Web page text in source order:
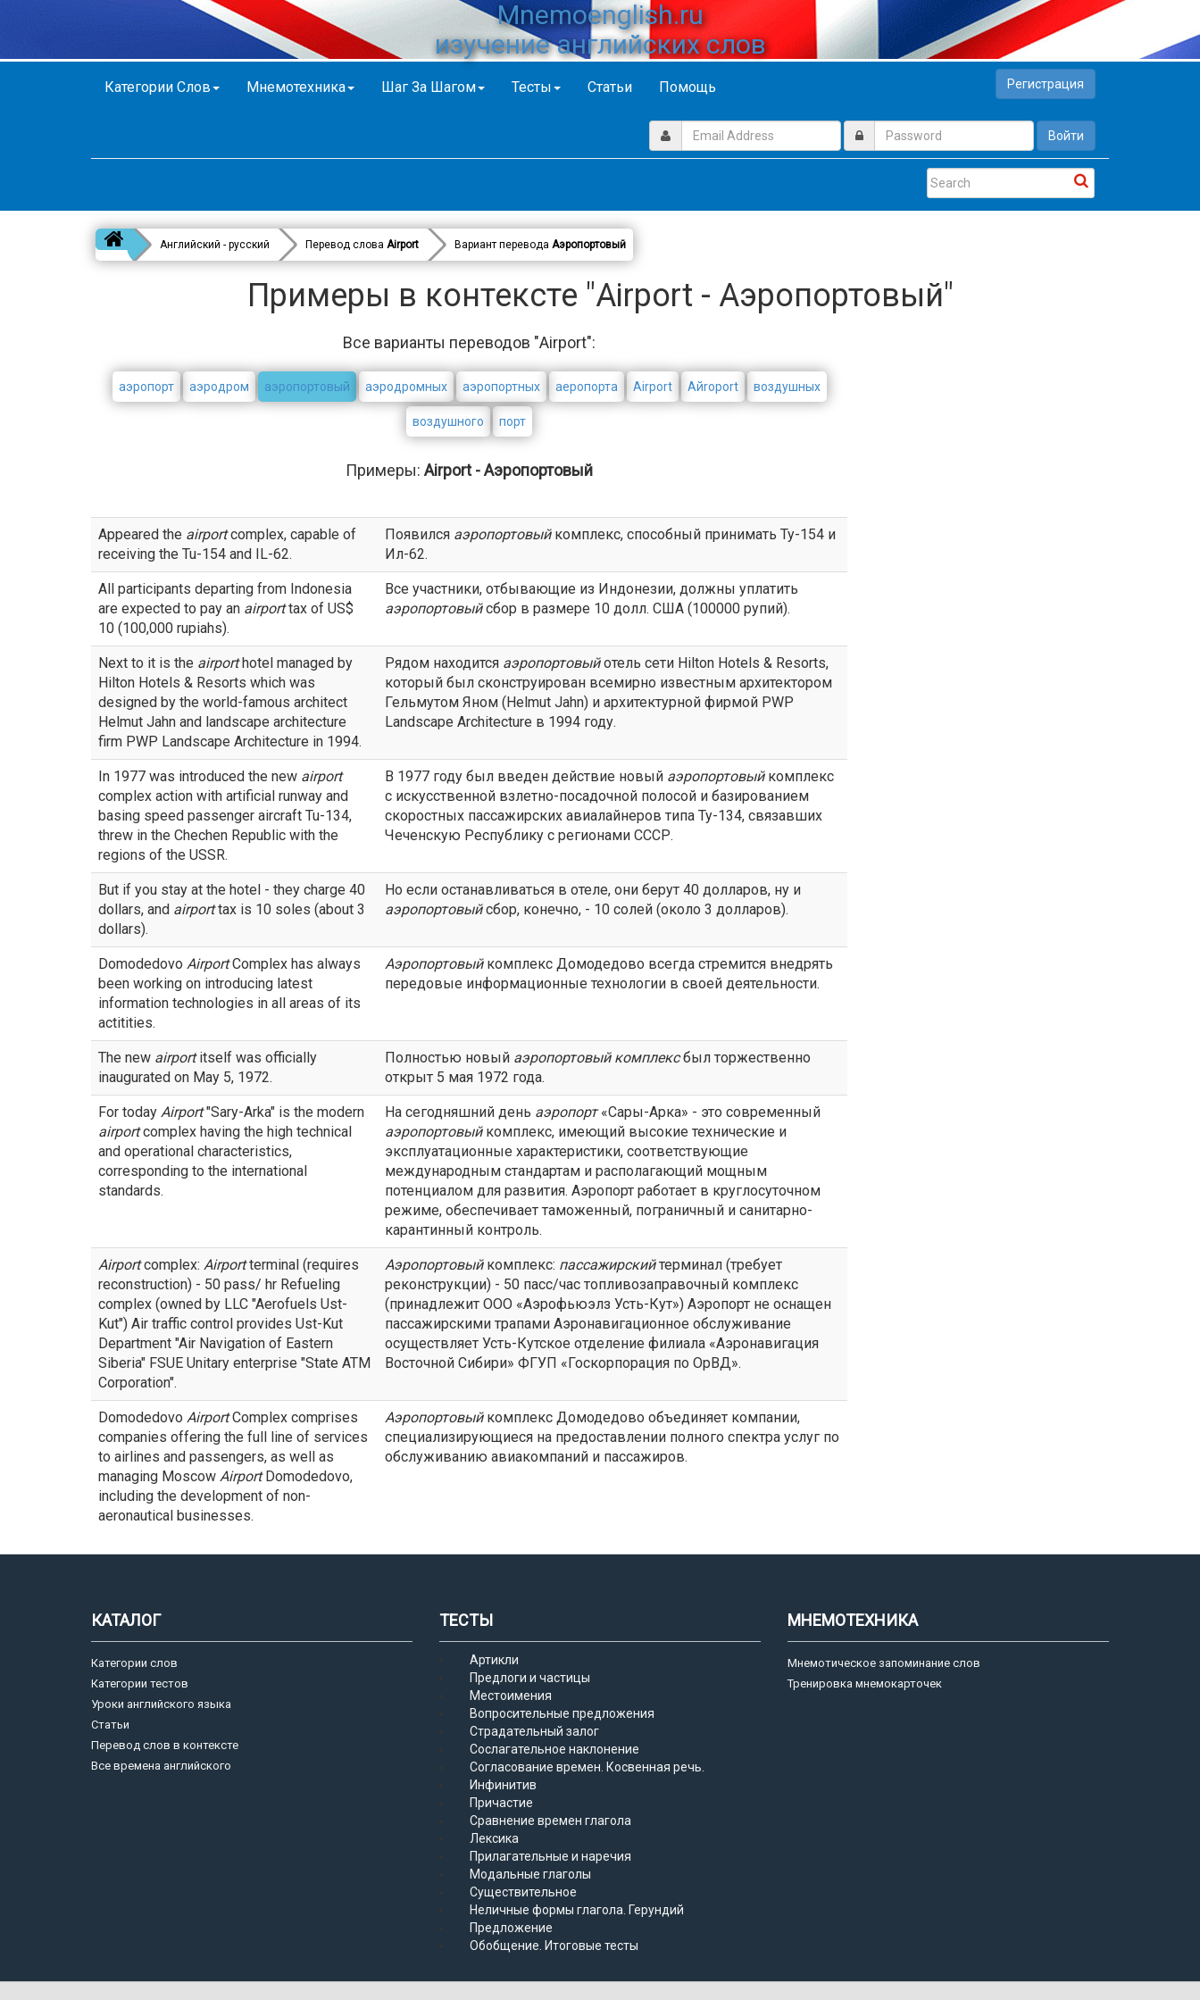
Mnemoenglish.ru
изучение английских слов
Категории Слов Мнемотехника Шаг За Шагом Тесты Статьи Помощь Регистрация
Войти
Английский - русский Перевод слова Airport Вариант перевода Аэропортовый
Примеры в контексте "Airport - Аэропортовый"
Все варианты переводов "Airport":
аэропорт аэродром аэропортовый аэродромных аэропортных аеропорта Airport Aйroport воздушных
воздушного порт
Примеры:Airport - Аэропортовый
Appeared the airportcomplex, capable of
receiving the Tu-154 and IL-62.
Появился аэропортовыйкомплекс, способный принимать Ту-154 и
Ил-62.
All participants departing from Indonesia
are expected to pay an airporttax of US$
10 (100,000 rupiahs).
Все участники, отбывающие из Индонезии, должны уплатить
аэропортовыйсбор в размере 10 долл. США (100000 рупий).
Next to it is the airporthotel managed by
Hilton Hotels & Resorts which was
designed by the world-famous architect
Helmut Jahn and landscape architecture
firm PWP Landscape Architecture in 1994.
Рядом находится аэропортовыйотель сети Hilton Hotels & Resorts,
который был сконструирован всемирно известным архитектором
Гельмутом Яном (Helmut Jahn) и архитектурной фирмой PWP
Landscape Architecture в 1994 году.
In 1977 was introduced the new airport
complex action with artificial runway and
basing speed passenger aircraft Tu-134,
threw in the Chechen Republic with the
regions of the USSR.
В 1977 году был введен действие новый аэропортовыйкомплекс
с искусственной взлетно-посадочной полосой и базированием
скоростных пассажирских авиалайнеров типа Ту-134, связавших
Чеченскую Республику с регионами СССР.
But if you stay at the hotel - they charge 40
dollars, and airporttax is 10 soles (about 3
dollars).
Но если останавливаться в отеле, они берут 40 долларов, ну и
аэропортовыйсбор, конечно, - 10 солей (около 3 долларов).
Domodedovo AirportComplex has always
been working on introducing latest
information technologies in all areas of its
actitities.
Аэропортовыйкомплекс Домодедово всегда стремится внедрять
передовые информационные технологии в своей деятельности.
The new airportitself was officially
inaugurated on May 5, 1972.
Полностью новый аэропортовыйкомплексбыл торжественно
открыт 5 мая 1972 года.
For today Airport"Sary-Arka" is the modern
airportcomplex having the high technical
and operational characteristics,
corresponding to the international
standards.
На сегодняшний день аэропорт«Сары-Арка» - это современный
аэропортовыйкомплекс, имеющий высокие технические и
эксплуатационные характеристики, соответствующие
международным стандартам и располагающий мощным
потенциалом для развития. Аэропорт работает в круглосуточном
режиме, обеспечивает таможенный, пограничный и санитарно-
карантинный контроль.
Airportcomplex: Airportterminal (requires
reconstruction) - 50 pass/ hr Refueling
complex (owned by LLC "Aerofuels Ust-
Kut") Air traffic control provides Ust-Kut
Department "Air Navigation of Eastern
Siberia" FSUE Unitary enterprise "State ATM
Corporation".
Аэропортовыйкомплекс: пассажирскийтерминал (требует
реконструкции) - 50 пасс/час топливозаправочный комплекс
(принадлежит ООО «Аэрофьюэлз Усть-Кут») Аэропорт не оснащен
пассажирскими трапами Аэронавигационное обслуживание
осуществляет Усть-Кутское отделение филиала «Аэронавигация
Восточной Сибири» ФГУП «Госкорпорация по ОрВД».
Domodedovo AirportComplex comprises
companies offering the full line of services
to airlines and passengers, as well as
managing Moscow AirportDomodedovo,
including the development of non-
aeronautical businesses.
Аэропортовыйкомплекс Домодедово объединяет компании,
специализирующиеся на предоставлении полного спектра услуг по
обслуживанию авиакомпаний и пассажиров.
КАТАЛОГ
Категории слов
Категории тестов
Уроки английского языка
Статьи
Перевод слов в контексте
Все времена английского
ТЕСТЫ
Артикли
Предлоги и частицы
Местоимения
Вопросительные предложения
Страдательный залог
Сослагательное наклонение
Согласование времен. Косвенная речь.
Инфинитив
Причастие
Сравнение времен глагола
Лексика
Прилагательные и наречия
Модальные глаголы
Существительное
Неличные формы глагола. Герундий
Предложение
Обобщение. Итоговые тесты
МНЕМОТЕХНИКА
Мнемотическое запоминание слов
Тренировка мнемокарточек